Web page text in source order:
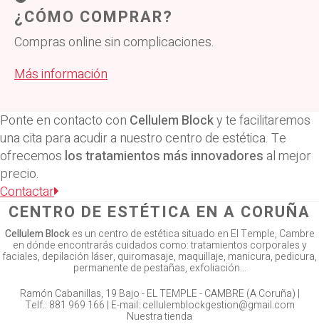
¿CÓMO COMPRAR?
Compras online sin complicaciones.
Más información
Ponte en contacto con Cellulem Blocky te facilitaremos
una cita para acudir a nuestro centro de estética. Te
ofrecemos los tratamientos más innovadoresal mejor
precio.
Contactar
CENTRO DE ESTÉTICA EN A CORUÑA
Cellulem Blockes un centro de estética situado en El Temple, Cambre
en dónde encontrarás cuidados como: tratamientos corporales y
faciales, depilación láser, quiromasaje, maquillaje, manicura, pedicura,
permanente de pestañas, exfoliación…
Ramón Cabanillas, 19 Bajo -EL TEMPLE - CAMBRE (A Coruña) |
Telf.: 881 969 166 | E-mail: cellulemblockgestion@gmail.com
Nuestra tienda